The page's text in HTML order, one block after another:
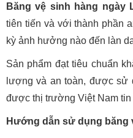
Băng vệ sinh hàng ngày
tiên tiến và với thành phần
kỳ ảnh hưởng nào đến làn
Sản phẩm đạt tiêu chuẩn
lượng và an toàn, được sử
được thị trường Việt Nam tin
Hướng dẫn sử dụng băng